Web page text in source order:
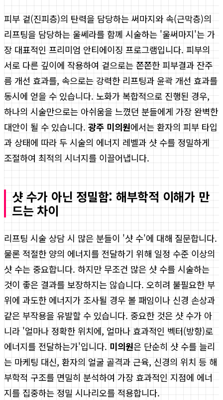
피부 겉(진피층)의 탄력을 담당하는 써마지와 속(근막층)의
리프팅을 담당하는 울쎄라를 함께 시술하는 '울써마지'는 가
장 대표적인 프리미엄 안티에이징 프로그램입니다. 피부의
서로 다른 깊이에 작용하여 겉으로는 쫀쫀한 피부결과 잔주
름 개선 효과를, 속으로는 강력한 리프팅과 윤곽 개선 효과를
동시에 얻을 수 있습니다. 노화가 복합적으로 진행된 경우,
하나의 시술만으로는 아쉬움을 느꼈던 분들에게 가장 완벽한
대안이 될 수 있습니다. 광주 미의원에서는 환자의 피부 타입
과 상태에 따라 두 시술의 에너지 레벨과 샷 수를 정밀하게
조절하여 최적의 시너지를 이끌어냅니다.
샷 수가 아닌 정밀함: 해부학적 이해가 만
드는 차이
리프팅 시술 상담 시 많은 분들이 '샷 수'에 대해 질문합니다.
물론 적절한 양의 에너지를 전달하기 위해 일정 수준 이상의
샷 수는 중요합니다. 하지만 무조건 많은 샷 수를 시술하는
것이 좋은 결과를 보장하지는 않습니다. 오히려 불필요한 부
위에 과도한 에너지가 조사될 경우 볼 패임이나 신경 손상과
같은 부작용을 유발할 수 있습니다. 중요한 것은 샷 수가 아
니라 '얼마나 정확한 위치에, 얼마나 효과적인 벡터(방향)로
에너지를 전달하는가'입니다. 미의원은 단순히 샷 수를 늘리
는 마케팅 대신, 환자의 얼굴 골격과 근육, 신경의 위치 등 해
부학적 구조를 면밀히 분석하여 가장 효과적인 지점에 에너
지를 집중하는 정밀 시나리오를 적용합니다.